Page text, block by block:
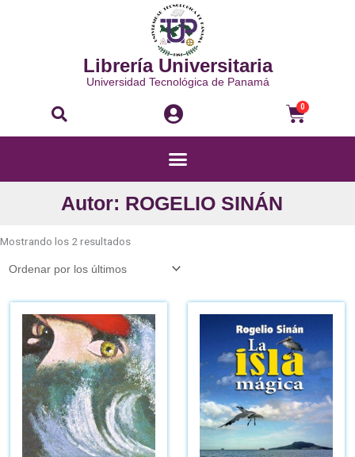
Librería Universitaria
Universidad Tecnológica de Panamá
Buscar 0
Menú
Autor: ROGELIO SINÁN
Mostrando los 2 resultadospor